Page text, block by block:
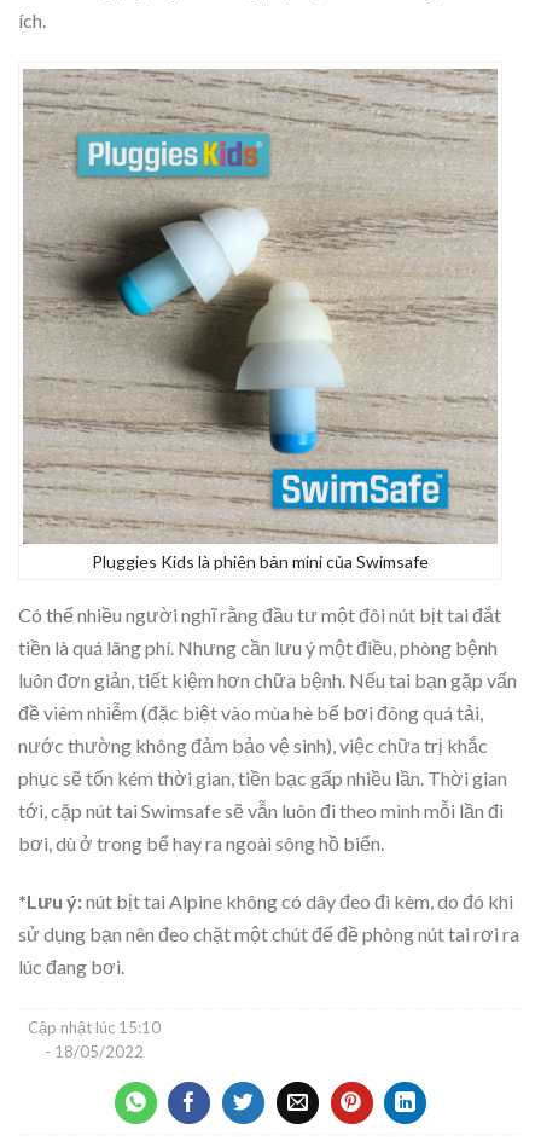
ích.
Pluggies Kids là phiên bản mini của Swimsafe
Có thể nhiều người nghĩ rằng đầu tư một đôi nút bịt tai đắt
tiền là quá lãng phí. Nhưng cần lưu ý một điều, phòng bệnh
luôn đơn giản, tiết kiệm hơn chữa bệnh. Nếu tai bạn gặp vấn
đề viêm nhiễm (đặc biệt vào mùa hè bể bơi đông quá tải,
nước thường không đảm bảo vệ sinh), việc chữa trị khắc
phục sẽ tốn kém thời gian, tiền bạc gấp nhiều lần. Thời gian
tới, cặp nút tai Swimsafe sẽ vẫn luôn đi theo mình mỗi lần đi
bơi, dù ở trong bể hay ra ngoài sông hồ biển.
*Lưu ý:nút bịt tai Alpine không có dây đeo đi kèm, do đó khi
sử dụng bạn nên đeo chặt một chút để đề phòng nút tai rơi ra
lúc đang bơi.
Cập nhật lúc 15:10
- 18/05/2022